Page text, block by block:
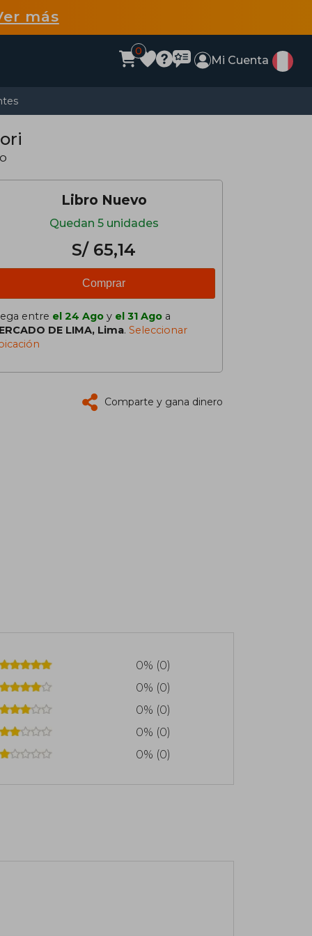
más
0
Mi Cuenta
Libro Nuevo
Quedan 5 unidades
S/ 65,14
Comprar
entre el 24 Ago y el 31 Ago a
DE LIMA, Lima. Seleccionar
Comparte y gana dinero
0% (0)
0% (0)
0% (0)
0% (0)
0% (0)